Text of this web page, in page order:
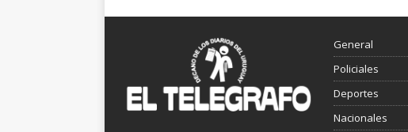
General
Policiales
Deportes
Nacionales